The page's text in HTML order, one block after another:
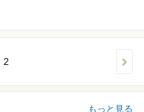
2
もっと見る